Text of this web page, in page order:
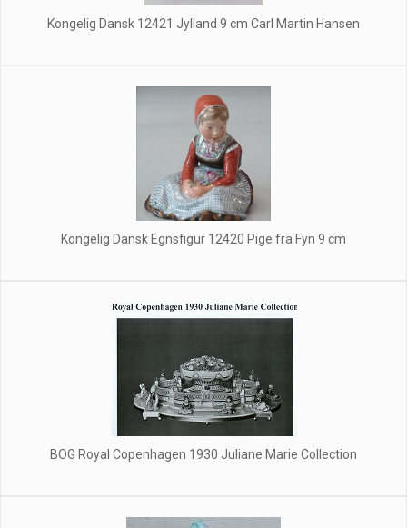
Kongelig Dansk 12421 Jylland 9 cm Carl Martin Hansen
Kongelig Dansk Egnsfigur 12420 Pige fra Fyn 9 cm
BOG Royal Copenhagen 1930 Juliane Marie Collection